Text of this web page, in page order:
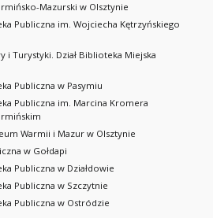
Mazurski w Olsztynie
Publiczna im. Wojciecha Kętrzyńskiego
i Turystyki. Dział Biblioteka Miejska
Publiczna w Pasymiu
Publiczna im. Marcina Kromera
Warmii i Mazur w Olsztynie
w Gołdapi
Publiczna w Działdowie
Publiczna w Szczytnie
Publiczna w Ostródzie